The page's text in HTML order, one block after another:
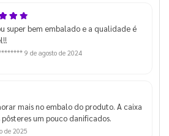
super bem embalado e a qualidade é
9 de agosto de 2024
mais no embalo do produto. A caixa
um pouco danificados.
de 2025